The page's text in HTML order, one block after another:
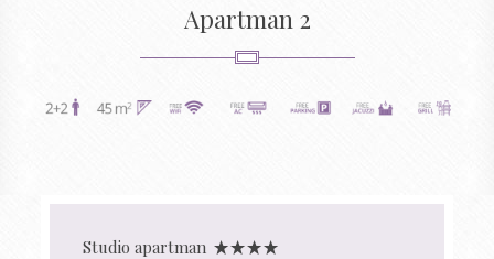
Apartman 2
Studio apartman